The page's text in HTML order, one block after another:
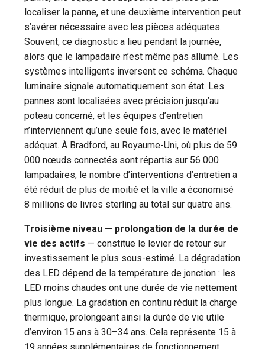
localiser la panne, et une deuxième intervention peut
s’avérer nécessaire avec les pièces adéquates.
Souvent, ce diagnostic a lieu pendant la journée,
alors que le lampadaire n’est même pas allumé. Les
systèmes intelligents inversent ce schéma. Chaque
luminaire signale automatiquement son état. Les
pannes sont localisées avec précision jusqu’au
poteau concerné, et les équipes d’entretien
n’interviennent qu’une seule fois, avec le matériel
adéquat. À Bradford, au Royaume-Uni, où plus de 59
000 nœuds connectés sont répartis sur 56 000
lampadaires, le nombre d’interventions d’entretien a
été réduit de plus de moitié et la ville a économisé
8 millions de livres sterling au total sur quatre ans.
Troisième niveau — prolongation de la durée de
vie des actifs — constitue le levier de retour sur
investissement le plus sous-estimé. La dégradation
des LED dépend de la température de jonction : les
LED moins chaudes ont une durée de vie nettement
plus longue. La gradation en continu réduit la charge
thermique, prolongeant ainsi la durée de vie utile
d’environ 15 ans à 30–34 ans. Cela représente 15 à